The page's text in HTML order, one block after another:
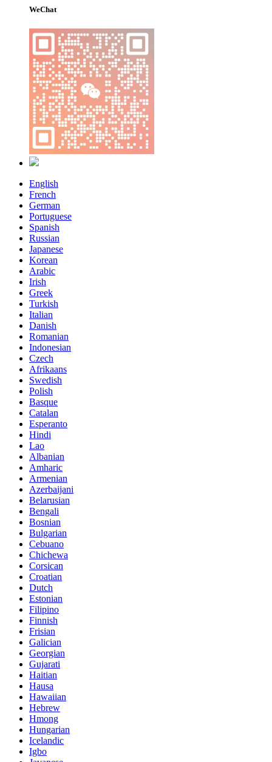
WeChat
English
French
German
Portuguese
Spanish
Russian
Japanese
Korean
Arabic
Irish
Greek
Turkish
Italian
Danish
Romanian
Indonesian
Czech
Afrikaans
Swedish
Polish
Basque
Catalan
Esperanto
Hindi
Lao
Albanian
Amharic
Armenian
Azerbaijani
Belarusian
Bengali
Bosnian
Bulgarian
Cebuano
Chichewa
Corsican
Croatian
Dutch
Estonian
Filipino
Finnish
Frisian
Galician
Georgian
Gujarati
Haitian
Hausa
Hawaiian
Hebrew
Hmong
Hungarian
Icelandic
Igbo